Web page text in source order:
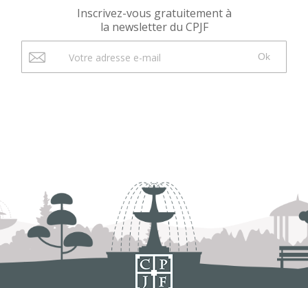
Inscrivez-vous gratuitement à
la newsletter du CPJF
Ok